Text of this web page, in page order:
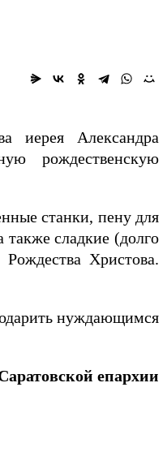
иерея Александра
рождественскую
станки, пену для
сладкие (долго
Христова.
нуждающимся
епархии